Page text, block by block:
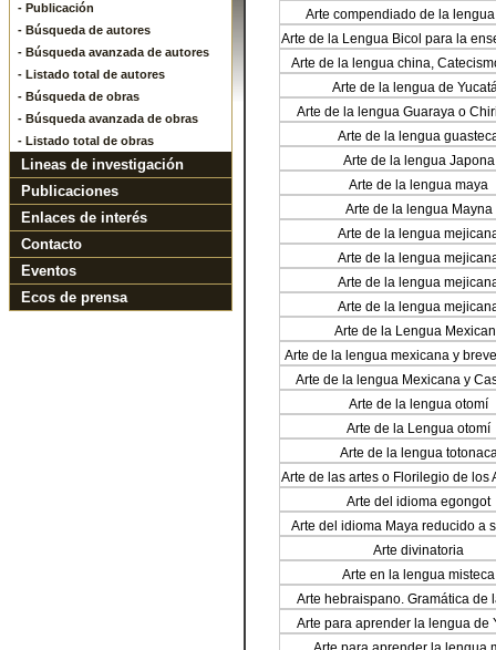
- Publicación
- Búsqueda de autores
- Búsqueda avanzada de autores
- Listado total de autores
- Búsqueda de obras
- Búsqueda avanzada de obras
- Listado total de obras
Lineas de investigación
Publicaciones
Enlaces de interés
Contacto
Eventos
Ecos de prensa
Arte compendiado de la
Arte de la Lengua Bicol para la
este idioma
Arte de la lengua china,
Catecismo grande
Arte de la lengua de
Arte de la lengua Guaraya o
Vademecum de los Misioneros
indios bárbaros
Arte de la lengua
Arte de la lengua Japona
Arte de la lengua maya
Arte de la lengua Mayna
Arte de la lengua
Arte de la lengua
Arte de la lengua
Arte de la lengua
Arte de la Lengua
Arte de la lengua mexicana y
de los mysterios de N. Santa Fee
otros para exortación de su
indios. Compuesto por el R. F.
Avila. Predicador, Cura Ministro
Magestad del Pueblo de Milpan, y
Idioma Mexicano, del Orden de
del N. P. San Francisco. Dedícalo
Joseph Pedrosa, Predicador
Jubilado, Qualificador del Santo
Inquisición, Padre de las
Pedro y San Pablo de
Zacatecas, Ex-ministro
más digno de la de Xalisco; y
Comissario General de todas las
de Nueva España e Islas
licencia de los Superiores. En
herederos de la Viuda de Miguel
Calderón en el
Arte de la lengua Mexicana y
compuesta por el muy Reverendo
Alonso de Molina, de la Orden del
Francisco. En México en casa
Ocharte
Arte de la lengua otomí
Arte de la Lengua otomí
Arte de la lengua
Arte de las artes o Florilegio de los
lengua mejicana que se han
que con nuevo y fácil modo se
Gramática
Arte del idioma egongot
Arte del idioma Maya reducido a
reglas, y semilexicon yucateco por
Pedro Beltrán de Santa Rosa
Custodio, Lector, que fue de
Theología, Revisor del Sto.
Sta. Recolección de Mérida.
dictólo, siendo Maestro de
el Convento Capitular de N. S. P. S.
Arte divinatoria
Arte en la lengua misteca
Arte hebraispano. Gramática de
Santa en idioma
Arte para aprender la lengua de